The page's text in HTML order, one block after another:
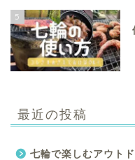
5
最近の投稿
七輪で楽しむアウト